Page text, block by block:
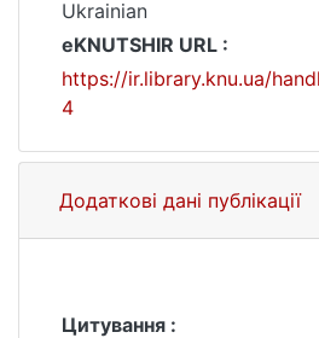
Ukrainian
eKNUTSHIR URL :
https://ir.library.knu.ua/
4
Додаткові дані публікації
Цитування :